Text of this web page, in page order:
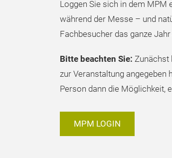
Loggen Sie sich in dem MPM
während der Messe – und
Fachbesucher das ganze
Bitte beachten Sie: Zunächst
zur Veranstaltung angegeben
Person dann die Möglichkeit,
MPM LOGIN